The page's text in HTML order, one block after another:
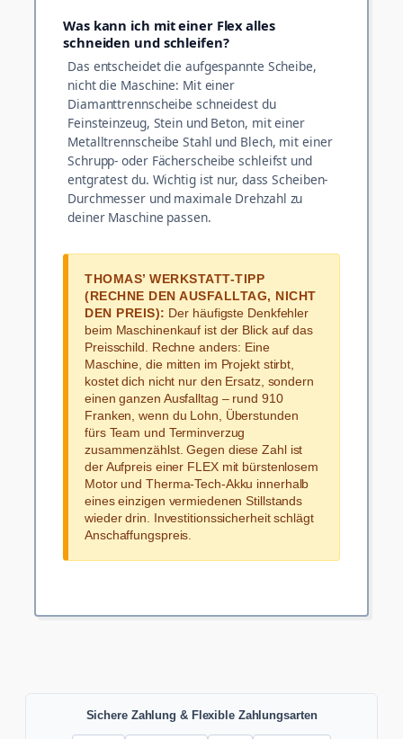
Was kann ich mit einer Flex alles
schneiden und schleifen?
Das entscheidet die aufgespannte Scheibe,
nicht die Maschine: Mit einer
Diamanttrennscheibe schneidest du
Feinsteinzeug, Stein und Beton, mit einer
Metalltrennscheibe Stahl und Blech, mit einer
Schrupp- oder Fächerscheibe schleifst und
entgratest du. Wichtig ist nur, dass Scheiben-
Durchmesser und maximale Drehzahl zu
deiner Maschine passen.
THOMAS’ WERKSTATT-TIPP
(RECHNE DEN AUSFALLTAG, NICHT
DEN PREIS): Der häufigste Denkfehler
beim Maschinenkauf ist der Blick auf das
Preisschild. Rechne anders: Eine
Maschine, die mitten im Projekt stirbt,
kostet dich nicht nur den Ersatz, sondern
einen ganzen Ausfalltag – rund 910
Franken, wenn du Lohn, Überstunden
fürs Team und Terminverzug
zusammenzählst. Gegen diese Zahl ist
der Aufpreis einer FLEX mit bürstenlosem
Motor und Therma-Tech-Akku innerhalb
eines einzigen vermiedenen Stillstands
wieder drin. Investitionssicherheit schlägt
Anschaffungspreis.
Sichere Zahlung & Flexible Zahlungsarten